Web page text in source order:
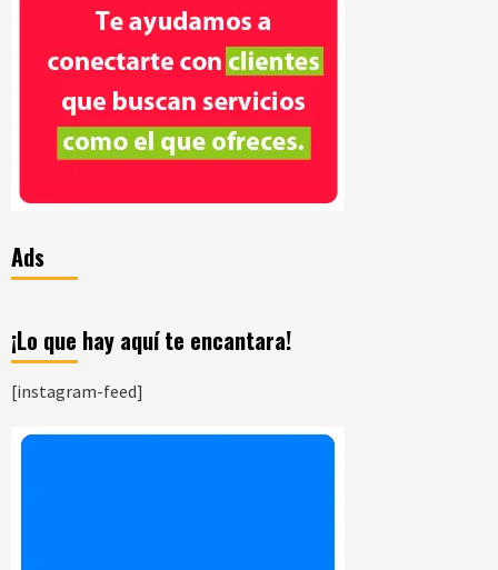
Ads
¡Lo que hay aquí te encantara!
[instagram-feed]